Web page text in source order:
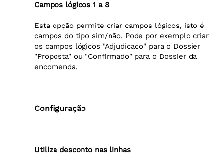
Campos lógicos 1 a 8
Esta opção permite criar campos lógicos, isto é
campos do tipo sim/não. Pode por exemplo criar
os campos lógicos "Adjudicado" para o Dossier
"Proposta" ou "Confirmado" para o Dossier da
encomenda.
Configuração
Utiliza desconto nas linhas